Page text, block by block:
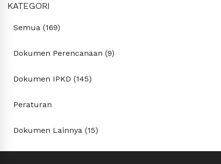
KATEGORI
Semua (169)
Dokumen Perencanaan (9)
Dokumen IPKD (145)
Peraturan
Dokumen Lainnya (15)